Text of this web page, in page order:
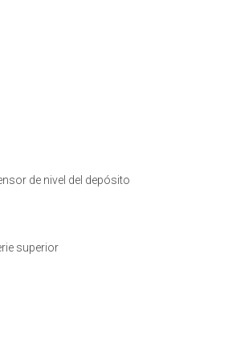
de nivel del depósito
superior